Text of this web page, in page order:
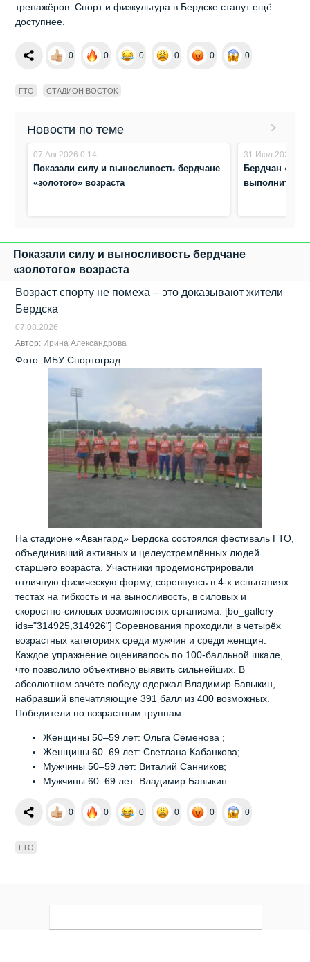
тренажёров. Спорт и физкультура в Бердске станут ещё
доступнее.
0 0 0 0 0 0
ГТО СТАДИОН ВОСТОК
Новости по теме
07.Авг.2026 0:14
Показали силу и выносливость бердчане
«золотого» возраста
31.Июл.2026
Бердчан
выполнить
Показали силу и выносливость бердчане
«золотого» возраста
Возраст спорту не помеха – это доказывают жители
Бердска
07.08.2026
Автор: Ирина Александрова
Фото: МБУ Спортоград
На стадионе «Авангард» Бердска состоялся фестиваль ГТО,
объединивший активных и целеустремлённых людей
старшего возраста. Участники продемонстрировали
отличную физическую форму, соревнуясь в 4-х испытаниях:
тестах на гибкость и на выносливость, в силовых и
скоростно-силовых возможностях организма. [bo_gallery
ids="314925,314926"] Соревнования проходили в четырёх
возрастных категориях среди мужчин и среди женщин.
Каждое упражнение оценивалось по 100-балльной шкале,
что позволило объективно выявить сильнейших. В
абсолютном зачёте победу одержал Владимир Бавыкин,
набравший впечатляющие 391 балл из 400 возможных.
Победители по возрастным группам
Женщины 50–59 лет: Ольга Семенова ;
Женщины 60–69 лет: Светлана Кабанкова;
Мужчины 50–59 лет: Виталий Санников;
Мужчины 60–69 лет: Владимир Бавыкин.
0 0 0 0 0 0
ГТО